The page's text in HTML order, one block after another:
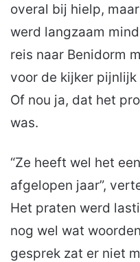
overal bij hielp,
werd langzaam
reis naar Benidorm
voor de kijker
Of nou ja, dat het
was.
“Ze heeft wel het
afgelopen jaar”,
Het praten werd
nog wel wat
gesprek zat er niet